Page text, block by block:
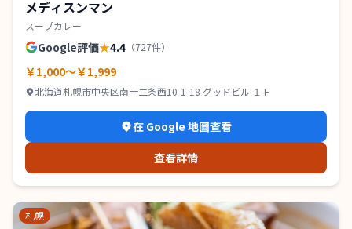
メディスンマン
スープカレー
Google評価★4.4 （727件）
￥1,000～￥1,999
北海道札幌市中央区南十二条西10-1-18 グッドビル １Ｆ
在 Google 地圖查看
查看詳情
札幌